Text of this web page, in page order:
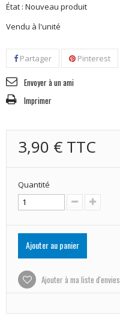
État : Nouveau produit
Vendu à l'unité
Partager Pinterest
Envoyer à un ami
Imprimer
3,90 € TTC
Quantité
Ajouter au panier
Ajouter à ma liste d'envies